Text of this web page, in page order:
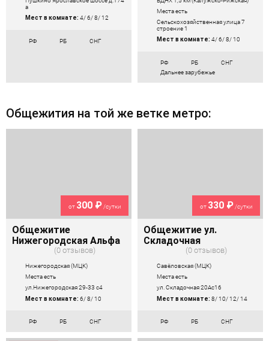
а
Мест в комнате: 4/ 6/ 8/ 12
РФ РБ СНГ
Места есть
Сельскохозяйственная улица 7
строение 1
Мест в комнате: 4/ 6/ 8/ 10
РФ РБ
СНГ
Дальнее зарубежье
Общежития на той же ветке метро:
от 300 ₽/сутки
Общежитие
Нижегородская Альфа
0 отзывов
Нижегородская (МЦК)
Места есть
ул.Нижегородская 29-33 с4
Мест в комнате: 6/ 8/ 10
РФ РБ СНГ
от 330 ₽/сутки
Общежитие ул.
Складочная
0 отзывов
Савёловская (МЦК)
Места есть
ул. Складочная 20Ас16
Мест в комнате: 8/ 10/ 12/ 14
РФ РБ СНГ